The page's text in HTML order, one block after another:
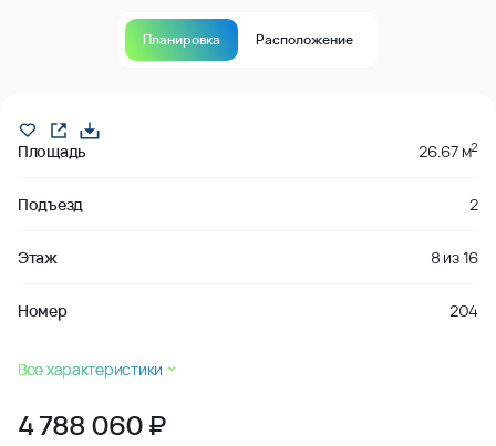
Планировка Расположение
Площадь 26.67 м2
Подъезд 2
Этаж 8 из16
Номер 204
Все характеристики
4 788 060₽